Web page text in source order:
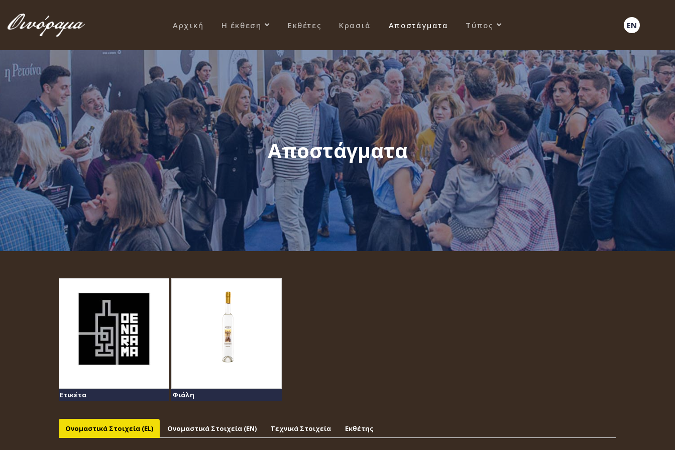
Αρχική Η έκθεση Εκθέτες Κρασιά Αποστάγματα Τύπος EN
Αποστάγματα
Ετικέτα Φιάλη
Ονομαστικά Στοιχεία (EL) Ονομαστικά Στοιχεία (EΝ) Τεχνικά Στοιχεία Εκθέτης